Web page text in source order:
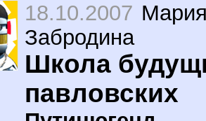
18.10.2007
Забродина
Школа
павловских